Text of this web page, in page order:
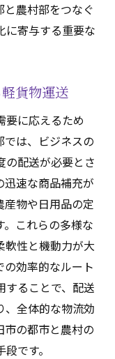
農村部をつなぐ
に寄与する重要な
貨物運送
要に応えるため
では、ビジネスの
の配送が必要とさ
迅速な商品補充が
物や日用品の定
これらの多様な
軟性と機動力が大
効率的なルート
することで、配送
、全体的な物流効
の都市と農村の
です。